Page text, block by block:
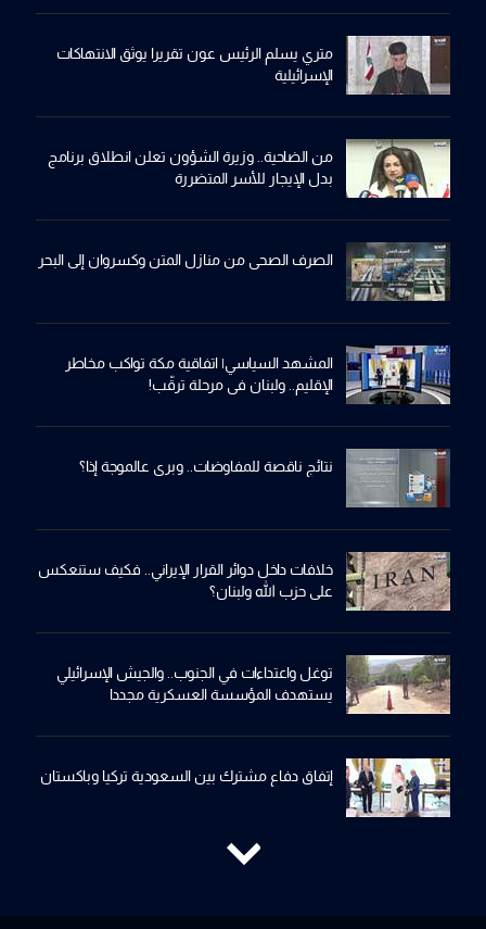
متري يسلم الرئيس عون تقريرا يوثق الانتهاكات
الإسرائيلية
من الضاحية.. وزيرة الشؤون تعلن انطلاق برنامج
بدل الإيجار للأسر المتضررة
الصرف الصحي من منازل المتن وكسروان إلى البحر
المشهد السياسي| اتفاقية مكة تواكب مخاطر
الإقليم.. ولبنان في مرحلة ترقّب!
نتائج ناقصة للمفاوضات.. وبري عالموجة إذا؟
خلافات داخل دوائر القرار الإيراني.. فكيف ستنعكس
على حزب الله ولبنان؟
توغل واعتداءات في الجنوب.. والجيش الإسرائيلي
يستهدف المؤسسة العسكرية مجددا
إتفاق دفاع مشترك بين السعودية تركيا وباكستان